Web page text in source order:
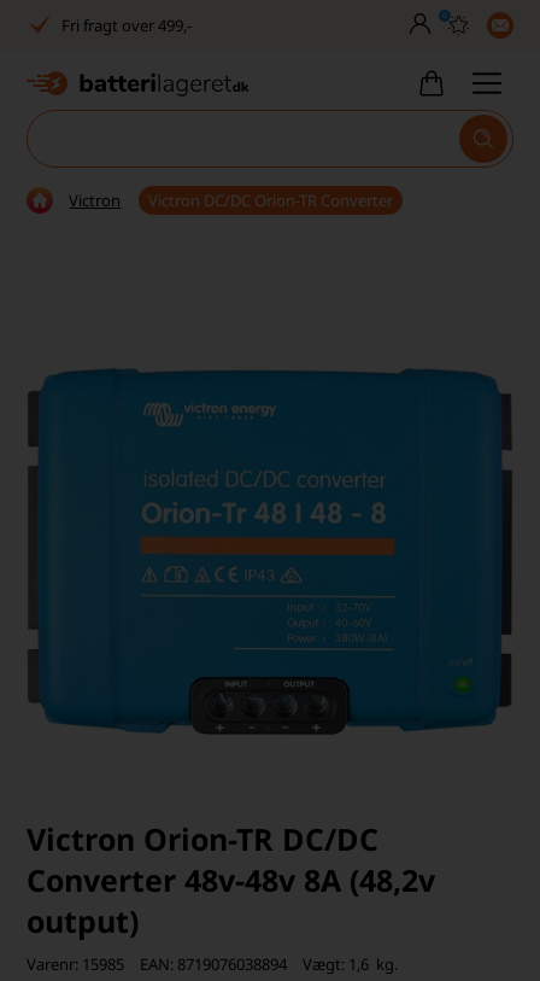
Fri fragt over 499,-
Dansk lager
Dansk lager
30 dages returret
Tlf. er lukket uge 27-32
1040+ glade kunder på Trustpilot
0
Victron Victron DC/DC Orion-TR Converter
Victron Orion-TR DC/DC
Converter 48v-48v 8A (48,2v
output)
Varenr: 15985 EAN: 8719076038894 Vægt: 1,6 kg.